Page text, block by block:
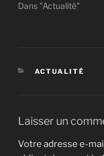
Dans "Actualité"
CATÉGORIES
ACTUALITÉ
Laisser un
Votre adresse e-